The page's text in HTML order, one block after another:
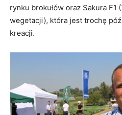
rynku brokułów oraz Sakura F1
wegetacji), która jest trochę
kreacji.